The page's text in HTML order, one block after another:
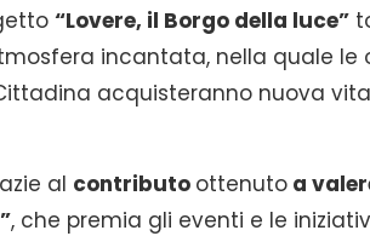
“Lovere, il Borgo della luce”
incantata, nella quale
acquisteranno nuova
al contributo ottenuto a
, che premia gli eventi e le